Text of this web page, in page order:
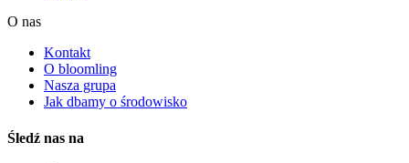
O nas
Kontakt
O bloomling
Nasza grupa
Jak dbamy o środowisko
Śledź nas na